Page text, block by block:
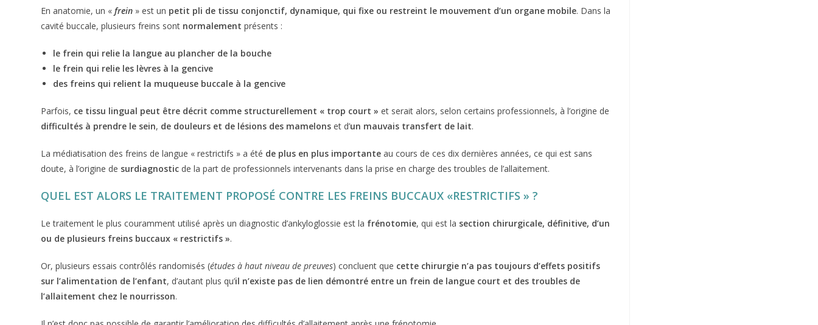
En anatomie, un «frein » est un petit pli de tissu conjonctif, dynamique, qui fixe ou restreint le mouvement d’un organe mobile. Dans la
cavité buccale, plusieurs freins sont normalement présents :
le frein qui relie la langue au plancher de la bouche
le frein qui relie les lèvres à la gencive
des freins qui relient la muqueuse buccale à la gencive
Parfois, ce tissu lingual peut être décrit comme structurellement « trop court » et serait alors, selon certains professionnels, à l’origine de
difficultés à prendre le sein, de douleurs et de lésions des mamelons et d’un mauvais transfert de lait.
La médiatisation des freins de langue « restrictifs » a été de plus en plus importante au cours de ces dix dernières années, ce qui est sans
doute, à l’origine de surdiagnostic de la part de professionnels intervenants dans la prise en charge des troubles de l’allaitement.
QUEL EST ALORS LE TRAITEMENT PROPOSÉ CONTRE LES FREINS BUCCAUX «RESTRICTIFS » ?
Le traitement le plus couramment utilisé après un diagnostic d’ankyloglossie est la frénotomie, qui est la section chirurgicale, définitive, d’un
ou de plusieurs freins buccaux « restrictifs ».
Or, plusieurs essais contrôlés randomisés (études à haut niveau de preuves) concluent que cette chirurgie n’a pas toujours d’effets positifs
sur l’alimentation de l’enfant, d’autant plus qu’il n’existe pas de lien démontré entre un frein de langue court et des troubles de
l’allaitement chez le nourrisson.